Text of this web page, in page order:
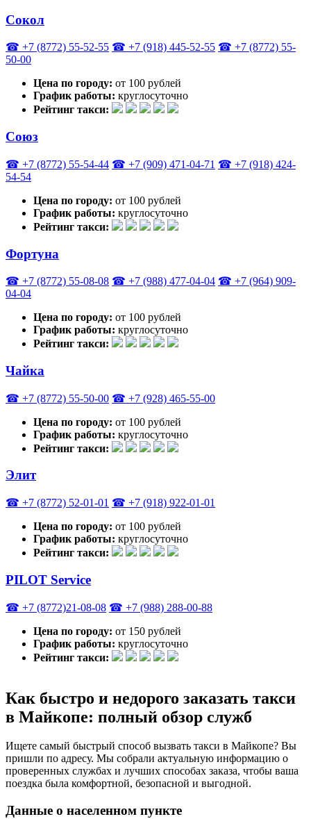
Сокол
☎ +7 (8772) 55-52-55 ☎ +7 (918) 445-52-55 ☎ +7 (8772) 55-
50-00
Цена по городу: от 100 рублей
График работы: круглосуточно
Рейтинг такси:
Союз
☎ +7 (8772) 55-54-44 ☎ +7 (909) 471-04-71 ☎ +7 (918) 424-
54-54
Цена по городу: от 100 рублей
График работы: круглосуточно
Рейтинг такси:
Фортуна
☎ +7 (8772) 55-08-08 ☎ +7 (988) 477-04-04 ☎ +7 (964) 909-
04-04
Цена по городу: от 100 рублей
График работы: круглосуточно
Рейтинг такси:
Чайка
☎ +7 (8772) 55-50-00 ☎ +7 (928) 465-55-00
Цена по городу: от 100 рублей
График работы: круглосуточно
Рейтинг такси:
Элит
☎ +7 (8772) 52-01-01 ☎ +7 (918) 922-01-01
Цена по городу: от 100 рублей
График работы: круглосуточно
Рейтинг такси:
PILOT Service
☎ +7 (8772)21-08-08 ☎ +7 (988) 288-00-88
Цена по городу: от 150 рублей
График работы: круглосуточно
Рейтинг такси:
Как быстро и недорого заказать такси
в Майкопе: полный обзор служб
Ищете самый быстрый способ вызвать такси в Майкопе? Вы
пришли по адресу. Мы собрали актуальную информацию о
проверенных службах и лучших способах заказа, чтобы ваша
поездка была комфортной, безопасной и выгодной.
Данные о населенном пункте